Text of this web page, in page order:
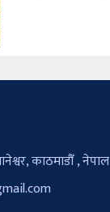
काठमाडौँ , नेपाल